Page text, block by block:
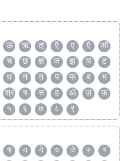
ऊ ऋ ऌ ऍ ए ऐ
ऑ
च छ ज्ञ ज झ ञ
ट
ध न ऩ प फ ब
भ
श्र ष स ह ॐ ज़
फ़
५ ६ ७ ८ ९
ঋ এ ঐ ও ঔ ক
খ